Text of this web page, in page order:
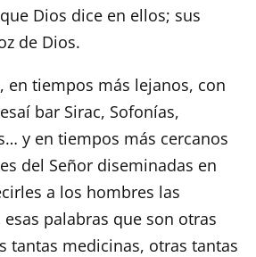
Dios dice en ellos; sus
de Dios.
en tiempos más lejanos, con
bar Sirac, Sofonías,
y en tiempos más cercanos
del Señor diseminadas en
a los hombres las
palabras que son otras
tantas medicinas, otras tantas